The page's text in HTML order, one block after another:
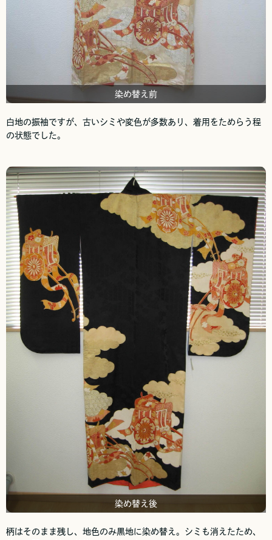
染め替え前
白地の振袖ですが、古いシミや変色が多数あり、着用をためらう程
の状態でした。
染め替え後
柄はそのまま残し、地色のみ黒地に染め替え。シミも消えたため、